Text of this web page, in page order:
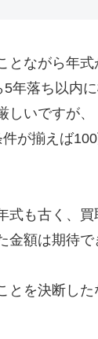
ながら年式
落ち以内
しいですが
が揃えば
も古く、
額は期待で
を決断した